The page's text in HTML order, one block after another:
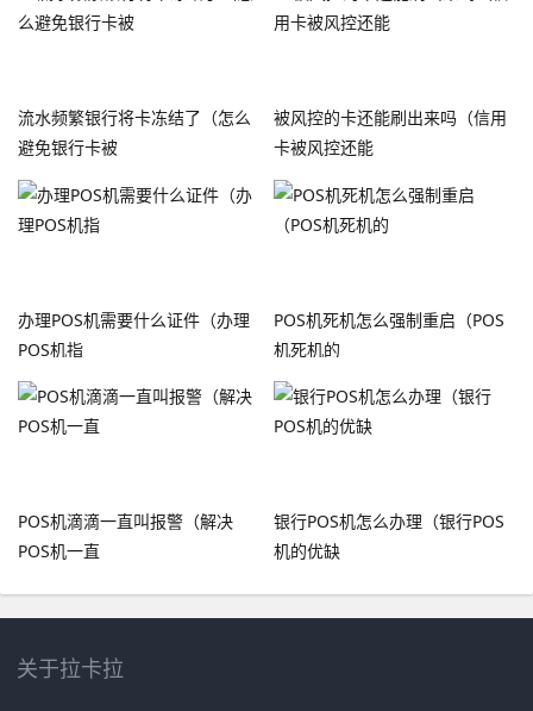
流水频繁银行将卡冻结了（怎么
避免银行卡被
被风控的卡还能刷出来吗（信用
卡被风控还能
办理POS机需要什么证件（办理
POS机指
POS机死机怎么强制重启（POS
机死机的
POS机滴滴一直叫报警（解决
POS机一直
银行POS机怎么办理（银行POS
机的优缺
关于拉卡拉